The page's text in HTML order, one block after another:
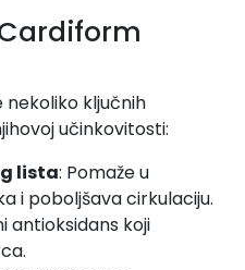
ključnih
učinkovitosti:
lista: Pomaže u
i poboljšava cirkulaciju.
antioksidans koji